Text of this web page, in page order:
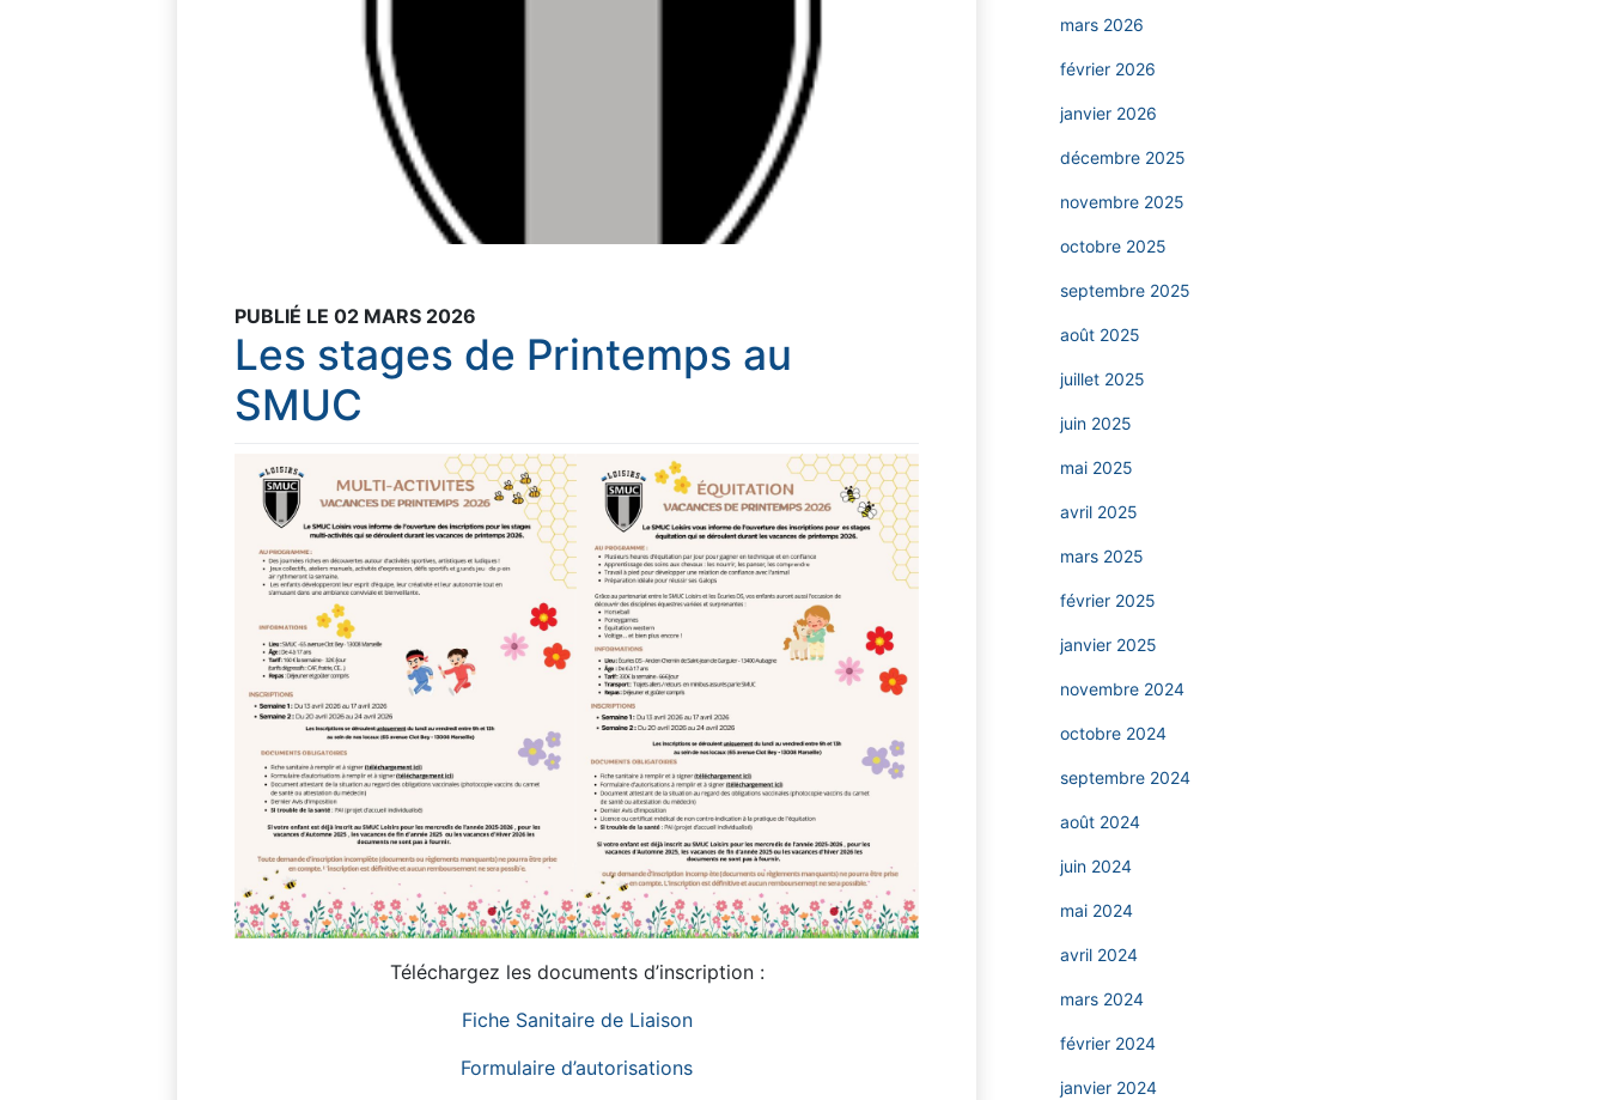
PUBLIÉ LE 02 MARS 2026
Les stages de Printemps au
SMUC
Téléchargez les documents d’inscription :
Fiche Sanitaire de Liaison
Formulaire d’autorisations
mars 2026
février 2026
janvier 2026
décembre 2025
novembre 2025
octobre 2025
septembre 2025
août 2025
juillet 2025
juin 2025
mai 2025
avril 2025
mars 2025
février 2025
janvier 2025
novembre 2024
octobre 2024
septembre 2024
août 2024
juin 2024
mai 2024
avril 2024
mars 2024
février 2024
janvier 2024